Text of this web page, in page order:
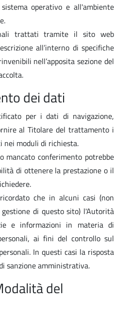
operativo e all'ambiente
trattati tramite il sito web
all’interno di specifiche
nell’apposita sezione del
dei dati
per i dati di navigazione,
al Titolare del trattamento i
moduli di richiesta.
mancato conferimento potrebbe
di ottenere la prestazione o il
che in alcuni casi (non
di questo sito) l'Autorità
e informazioni in materia di
ai fini del controllo sul
In questi casi la risposta
sanzione amministrativa.
del